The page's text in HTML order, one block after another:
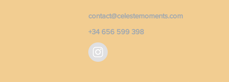
contact@celestemoments.com
+34 656 599 398